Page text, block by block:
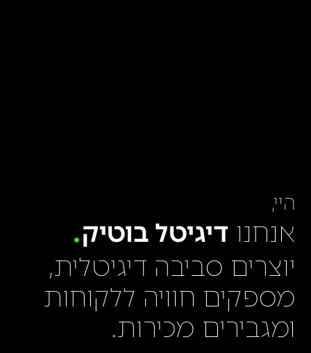
היי,
אנחנו דיגיטל בוטיק
יוצרים סביבה דיגיטלית,
מספקים חוויה ללקוחות
ומגבירים מכירות.